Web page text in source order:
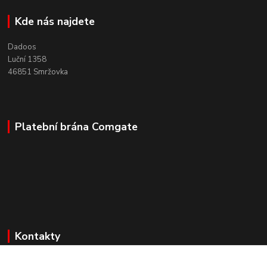
Kde nás najdete
Dadoos
Luční 1358
46851 Smržovka
Platební brána Comgate
Kontakty